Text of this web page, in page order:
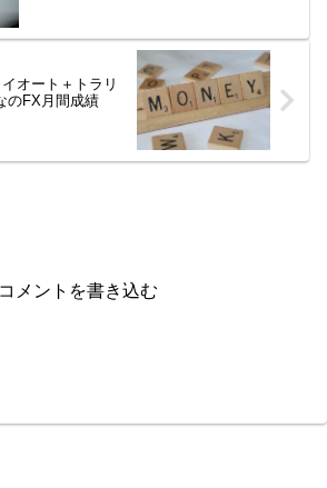
オート＋トラリ
のFX月間成績
コメントを書き込む